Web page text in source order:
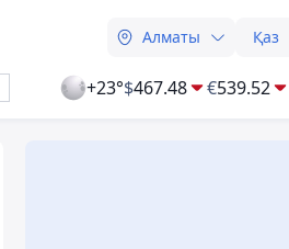
Алматы Қаз
+23°$467.48 €539.52